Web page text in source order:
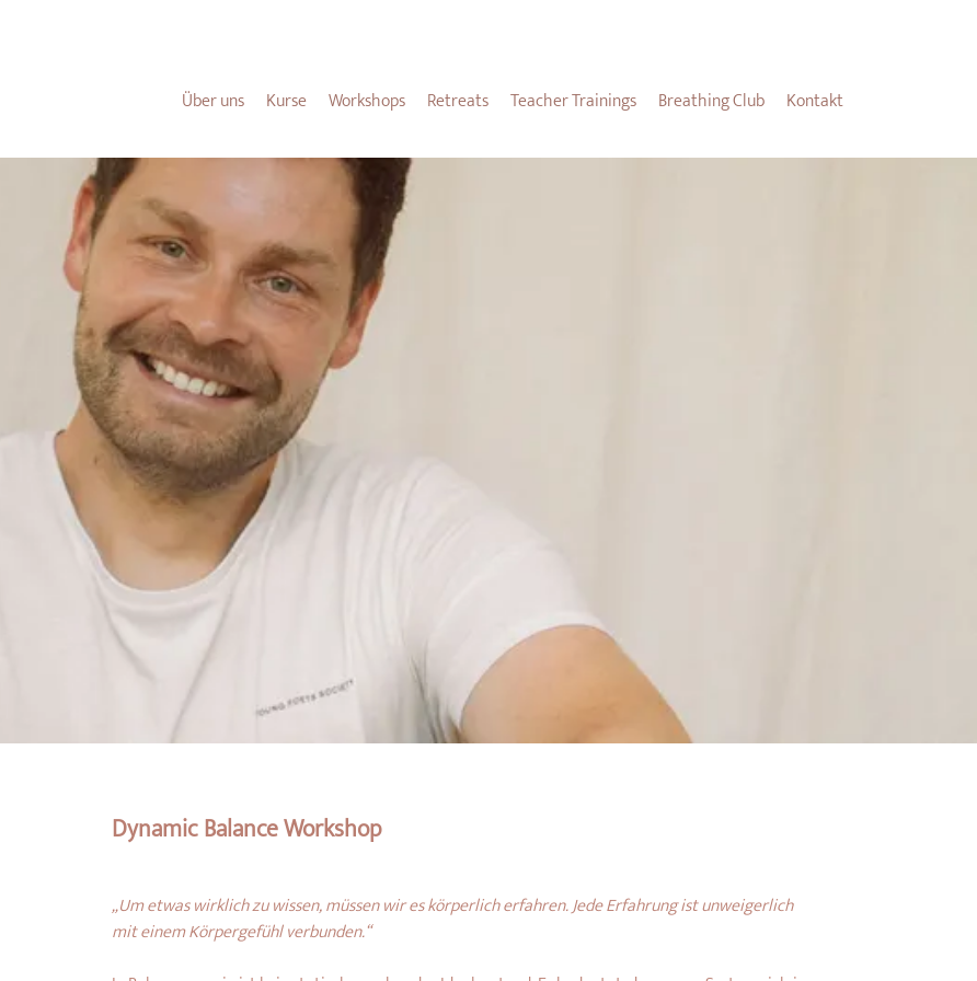
Über uns Kurse Workshops Retreats Teacher Trainings Breathing Club Kontakt
Dynamic Balance Workshop
„Um etwas wirklich zu wissen, müssen wir es körperlich erfahren. Jede Erfahrung ist unweigerlich
mit einem Körpergefühl verbunden.“